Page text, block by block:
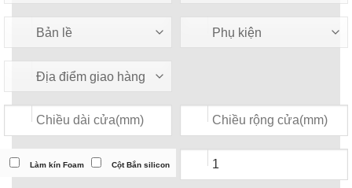
Làm kín Foam Cột Bắn silicon